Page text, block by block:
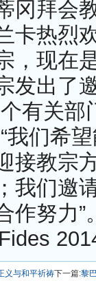
冈拜会
卡热烈
，现在
发出
有关部
我们希
接教宗
我们邀
作努力”
义与和平祈祷下一篇:黎